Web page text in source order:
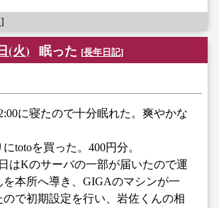
]
(火) 眠った [長年日記]
に寝たので十分眠れた。爽やかな
totoを買った。400円分。
はKのサーバの一部が届いたので運
を本所へ導き、GIGAのマシンが一
ので初期設定を行い、岩佐くんの相